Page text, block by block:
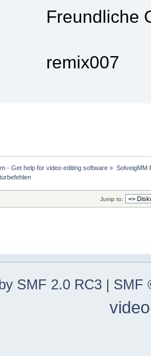
Freundliche
remix007
- Get help for video editing software » SolveigMM
Jump to:
SMF 2.0 RC3 | SMF